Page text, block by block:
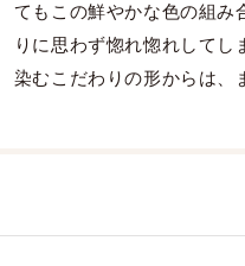
てもこの鮮やかな色の組み
りに思わず惚れ惚れしてし
染むこだわりの形からは、